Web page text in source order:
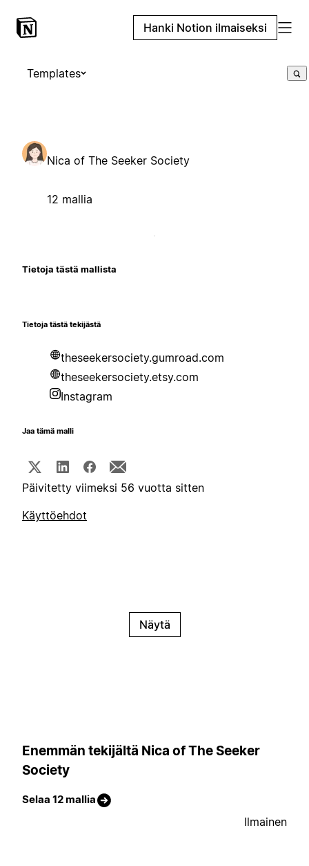
Hanki Notion ilmaiseksi
Templates
Nica of The Seeker Society
12 mallia
Tietoja tästä mallista
Tietoja tästä tekijästä
theseekersociety.gumroad.com
theseekersociety.etsy.com
Instagram
Jaa tämä malli
Päivitetty viimeksi 56 vuotta sitten
Käyttöehdot
Näytä
Enemmän tekijältä Nica of The Seeker
Society
Selaa 12 mallia
Ilmainen